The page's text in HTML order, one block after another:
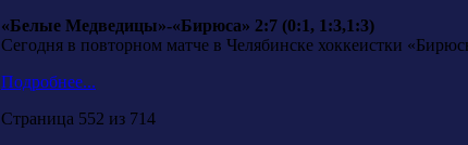
«Белые Медведицы»-«Бирюса» 2:7 (0:1, 1:3,1:3)
Сегодня в повторном матче в Челябинске хоккеистки
Подробнее...
Страница 552 из 714